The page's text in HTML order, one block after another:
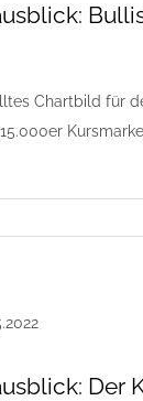
Chartbild für
Der